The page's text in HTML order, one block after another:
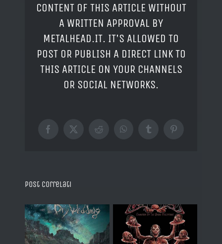
CONTENT OF THIS ARTICLE WITHOUT
A WRITTEN APPROVAL BY
METALHEAD.IT. IT'S ALLOWED TO
POST OR PUBLISH A DIRECT LINK TO
THIS ARTICLE ON YOUR CHANNELS
OR SOCIAL NETWORKS.
Facebook
X RedditWhatsAppTumblrPinterest
Post correlati